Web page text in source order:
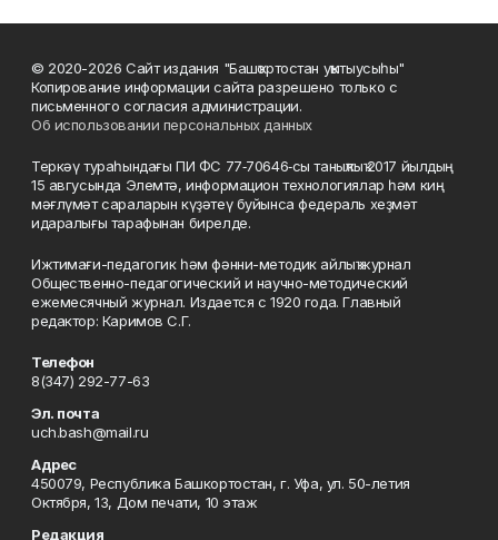
© 2020-2026 Сайт издания "Башҡортостан уҡытыусыһы"
Копирование информации сайта разрешено только с
письменного согласия администрации.
Об использовании персональных данных
Теркәү тураһындағы ПИ ФС 77‑70646‑сы таныҡлыҡ 2017 йылдың
15 авгусында Элемтә, информацион технологиялар һәм киң
мәғлүмәт сараларын күҙәтеү буйынса федераль хеҙмәт
идаралығы тарафынан бирелде.
Ижтимағи-педагогик һәм фәнни-методик айлыҡ журнал
Общественно-педагогический и научно-методический
ежемесячный журнал. Издается с 1920 года. Главный
редактор: Каримов С.Г.
Телефон
8(347) 292-77-63
Эл. почта
uch.bash@mail.ru
Адрес
450079, Республика Башкортостан, г. Уфа, ул. 50-летия
Октября, 13, Дом печати, 10 этаж
Редакция